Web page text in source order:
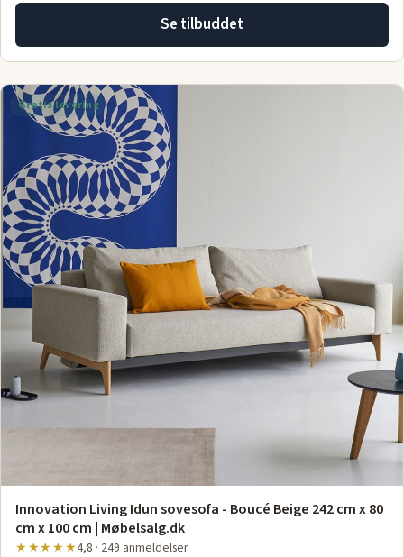
Se tilbuddet
Gratis levering
Innovation Living Idun sovesofa - Boucé Beige 242 cm x 80
cm x 100 cm | Møbelsalg.dk
★★★★★4,8 · 249 anmeldelser